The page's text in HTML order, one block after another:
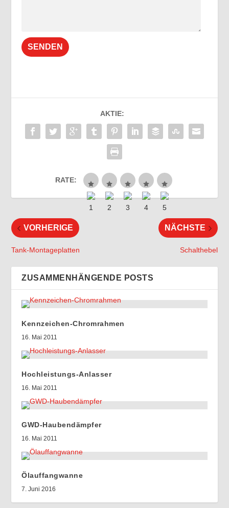
AKTIE:
RATE:
VORHERIGE
Tank-Montageplatten
NÄCHSTE
Schalthebel
ZUSAMMENHÄNGENDE POSTS
Kennzeichen-Chromrahmen
16. Mai 2011
Hochleistungs-Anlasser
16. Mai 2011
GWD-Haubendämpfer
16. Mai 2011
Ölauffangwanne
7. Juni 2016